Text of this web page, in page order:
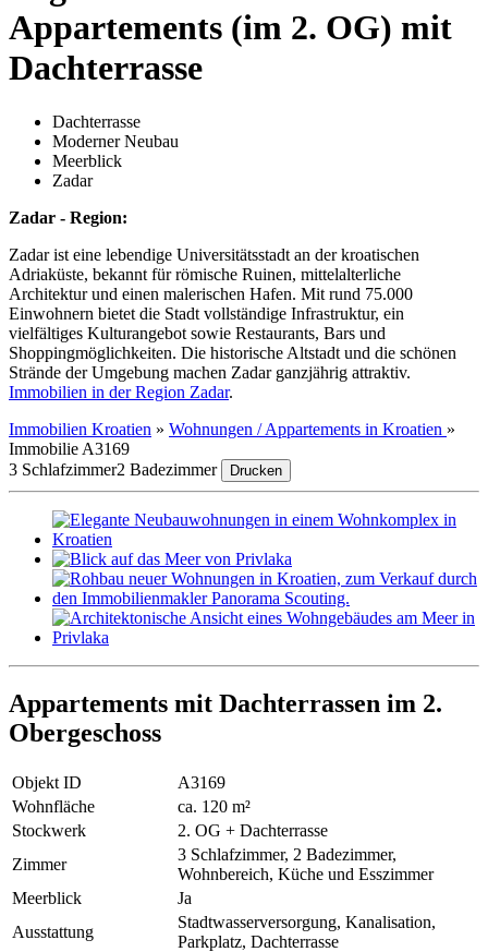
Appartements (im 2. OG) mit
Dachterrasse
Dachterrasse
Moderner Neubau
Meerblick
Zadar
Zadar - Region:
Zadar ist eine lebendige Universitätsstadt an der kroatischen
Adriaküste, bekannt für römische Ruinen, mittelalterliche
Architektur und einen malerischen Hafen. Mit rund 75.000
Einwohnern bietet die Stadt vollständige Infrastruktur, ein
vielfältiges Kulturangebot sowie Restaurants, Bars und
Shoppingmöglichkeiten. Die historische Altstadt und die schönen
Strände der Umgebung machen Zadar ganzjährig attraktiv.
Immobilien in der Region Zadar.
Immobilien Kroatien » Wohnungen / Appartements in Kroatien »
Immobilie A3169
3 Schlafzimmer2 Badezimmer Drucken
Appartements mit Dachterrassen im 2.
Obergeschoss
Objekt ID
A3169
Wohnfläche
ca. 120 m²
Stockwerk
2. OG + Dachterrasse
Zimmer
3 Schlafzimmer, 2 Badezimmer,
Wohnbereich, Küche und Esszimmer
Meerblick
Ja
Ausstattung
Stadtwasserversorgung, Kanalisation,
Parkplatz, Dachterrasse